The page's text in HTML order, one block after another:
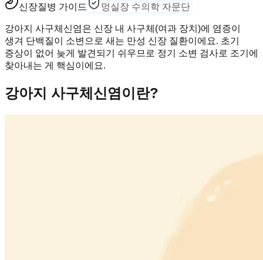
신장질병 가이드 멍실장 수의학 자문단
강아지 사구체신염은 신장 내 사구체(여과 장치)에 염증이
생겨 단백질이 소변으로 새는 만성 신장 질환이에요. 초기
증상이 없어 늦게 발견되기 쉬우므로 정기 소변 검사로 조기에
찾아내는 게 핵심이에요.
강아지 사구체신염이란?